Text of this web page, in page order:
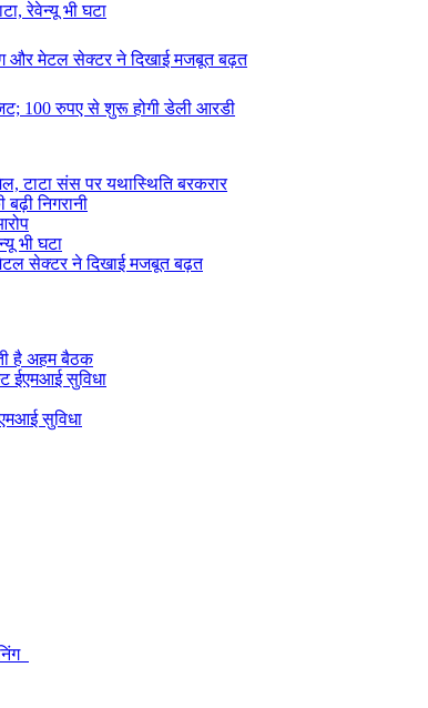
रेवेन्यू भी घटा
और मेटल सेक्टर ने दिखाई मजबूत बढ़त
100 रुपए से शुरू होगी डेली आरडी
टाटा संस पर यथास्थिति बरकरार
निगरानी
भी घटा
मेटल सेक्टर ने दिखाई मजबूत बढ़त
है अहम बैठक
ईएमआई सुविधा
सुविधा